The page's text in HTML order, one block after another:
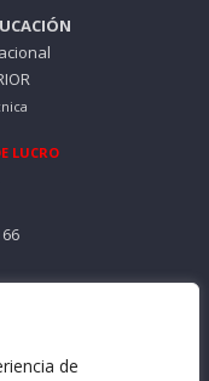
de
LUCRO
Viernes
Jueves